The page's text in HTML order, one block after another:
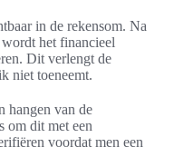
in de rekensom. Na
het financieel
Dit verlengt de
niet toeneemt.
hangen van de
om dit met een
voordat men een